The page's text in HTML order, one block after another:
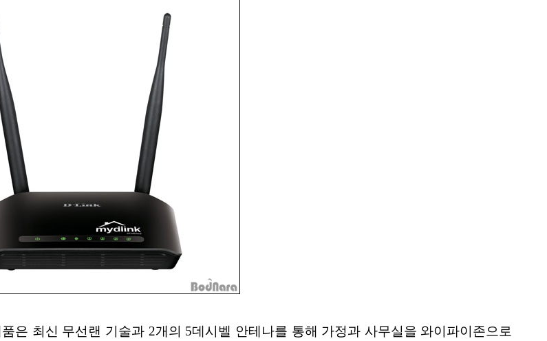
은 최신 무선랜 기술과 2개의 5데시벨 안테나를 통해 가정과 사무실을 와이파이존으로